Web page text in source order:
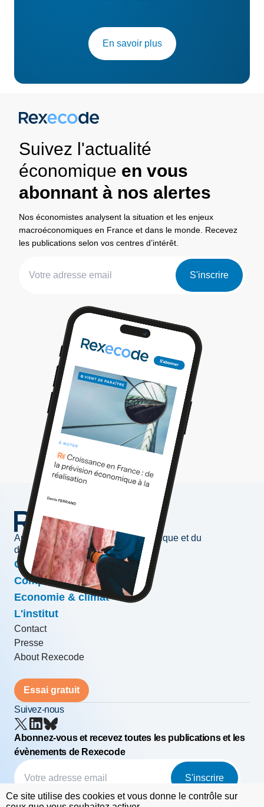
En savoir plus
Suivez l'actualité
économique en vous
abonnant à nos alertes
Nos économistes analysent la situation et les enjeux
macroéconomiques en France et dans le monde. Recevez
les publications selon vos centres d’intérêt.
S'inscrire
Au service de l'information économique et du
développement des entreprises
Conjoncture & prévisions
Compétitivité & croissance
Economie & climat
L'institut
Contact
Presse
About Rexecode
Essai gratuit
Suivez-nous
Abonnez-vous et recevez toutes les publications et les
évènements de Rexecode
S'inscrire
© Rexecode FAQ Mentions légales
Ce site utilise des cookies et vous donne le contrôle sur